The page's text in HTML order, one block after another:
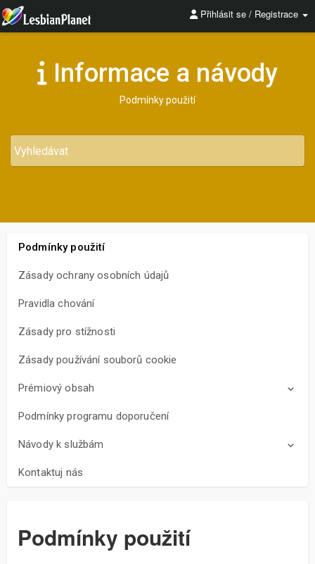
Přihlásit se / Registrace
Informace a návody
Podmínky použití
Podmínky použití
Zásady ochrany osobních údajů
Pravidla chování
Zásady pro stížnosti
Zásady používání souborů cookie
Prémiový obsah
Podmínky programu doporučení
Návody k službám
Kontaktuj nás
Podmínky použití